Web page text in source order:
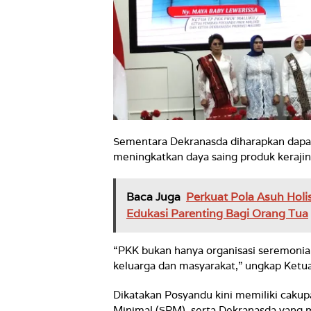
Sementara Dekranasda diharapkan
meningkatkan daya saing produk
Baca Juga Perkuat Pola Asuh
Edukasi Parenting Bagi Orang Tua
“PKK bukan hanya organisasi
keluarga dan masyarakat,” ungkap
Dikatakan Posyandu kini memiliki